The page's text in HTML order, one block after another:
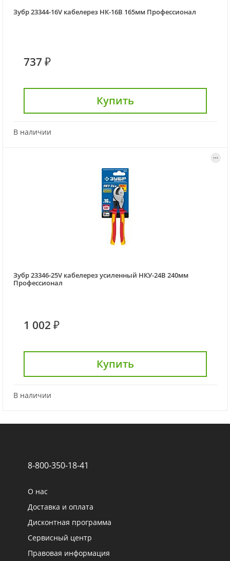
Зубр 23344-16V кабелерез НК-16В 165мм Профессионал
737 ₽
Купить
В наличии
Зубр 23346-25V кабелерез усиленный НКУ-24В 240мм
Профессионал
1 002 ₽
Купить
В наличии
8-800-350-18-41
О нас
Доставка и оплата
Дисконтная программа
Сервисный центр
Правовая информация